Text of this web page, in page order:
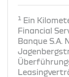
1 Ein
Financial
Banque S.A.